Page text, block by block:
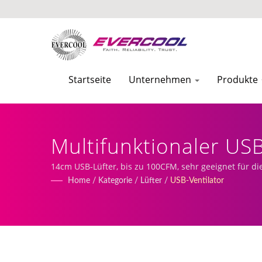
Startseite Unternehmen Produkte
Multifunktionaler
Von Aluminium-
14cm USB-Lüfter, bis zu 100CFM, sehr geeignet
umfasst maßgeschneiderte DC-Lüfter, die Produktion
Home / Kategorie / Lüfter / USB-Ventilator